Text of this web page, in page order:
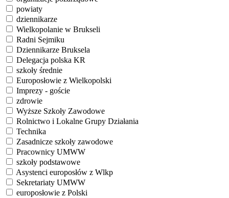
powiaty
dziennikarze
Wielkopolanie w Brukseli
Radni Sejmiku
Dziennikarze Bruksela
Delegacja polska KR
szkoły średnie
Europosłowie z Wielkopolski
Imprezy - goście
zdrowie
Wyższe Szkoły Zawodowe
Rolnictwo i Lokalne Grupy Działania
Technika
Zasadnicze szkoły zawodowe
Pracownicy UMWW
szkoły podstawowe
Asystenci europosłów z Wlkp
Sekretariaty UMWW
europosłowie z Polski